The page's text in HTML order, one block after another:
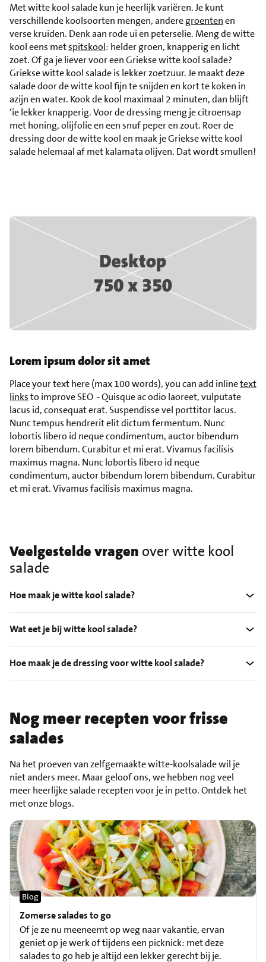
Met witte kool salade kun je heerlijk variëren. Je kunt
verschillende koolsoorten mengen, anderegroentenen
verse kruiden. Denk aan rode ui en peterselie. Meng de witte
kool eens metspitskool: helder groen, knapperig en licht
zoet. Of ga je liever voor een Griekse witte kool salade?
Griekse witte kool salade is lekker zoetzuur. Je maakt deze
salade door de witte kool fijn te snijden en kort te koken in
azijn en water. Kook de kool maximaal 2 minuten, dan blijft
‘ie lekker knapperig. Voor de dressing meng je citroensap
met honing, olijfolie en een snuf peper en zout. Roer de
dressing door de witte kool en maak je Griekse witte kool
salade helemaal af met kalamata olijven. Dat wordt smullen!
Lorem ipsum dolor sit amet
Place your text here (max 100 words), you can add inlinetext
linksto improve SEO - Quisque ac odio laoreet, vulputate
lacus id, consequat erat. Suspendisse vel porttitor lacus.
Nunc tempus hendrerit elit dictum fermentum. Nunc
lobortis libero id neque condimentum, auctor bibendum
lorem bibendum. Curabitur et mi erat. Vivamus facilisis
maximus magna. Nunc lobortis libero id neque
condimentum, auctor bibendum lorem bibendum. Curabitur
et mi erat. Vivamus facilisis maximus magna.
Veelgestelde vragen over witte kool
salade
Hoe maak je witte kool salade?
Wat eet je bij witte kool salade?
Hoe maak je de dressing voor witte kool salade?
Nog meer recepten voor frisse
salades
Na het proeven van zelfgemaakte witte-koolsalade wil je
niet anders meer. Maar geloof ons, we hebben nog veel
meer heerlijke salade recepten voor je in petto. Ontdek het
met onze blogs.
Zomerse salades to go
Blog
Of je ze nu meeneemt op weg naar vakantie, ervan
geniet op je werk of tijdens een picknick: met deze
salades to go heb je altijd een lekker gerecht bij je.